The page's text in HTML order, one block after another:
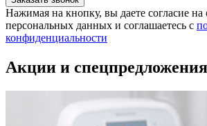
Нажимая на кнопку, вы даете согласие на
персональных данных и соглашаетесь c
конфиденциальности
Акции и спецпредложения